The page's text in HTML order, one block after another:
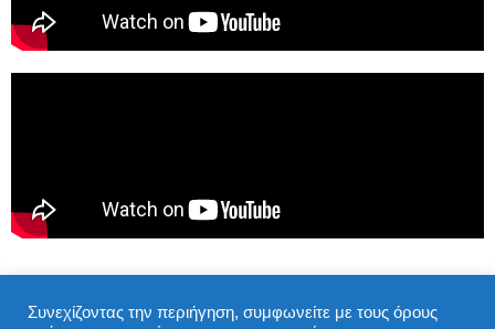
Συνεχίζοντας την περιήγηση, συμφωνείτε με τους όρους